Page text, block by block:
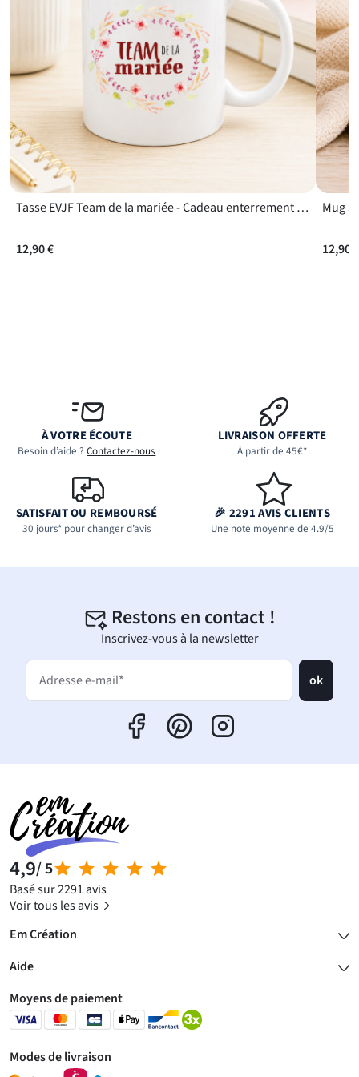
Tasse EVJF Team de la mariée - Cadeau enterrement de vie en céramique résistante de 325 ml
12,90 € 12,90 €
À VOTRE ÉCOUTE
Besoin d’aide ?Contactez-nous
LIVRAISON OFFERTE
À partir de 45€*
SATISFAIT OU REMBOURSÉ
30 jours* pour changer d’avis
🎉 2291 AVIS CLIENTS
Une note moyenne de 4.9/5
Restons en contact !
Inscrivez-vous à la newsletter
Adresse e-mail* ok
4,9/ 5
Basé sur 2291 avis
Voir tous les avis
Em Création
Aide
Moyens de paiement
Modes de livraison